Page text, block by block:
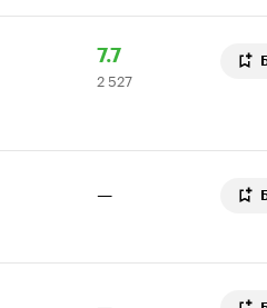
Рейтинг
Кинопоиска
7.7
2
527
2 527
—